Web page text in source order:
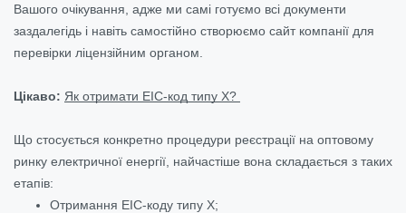
Вашого очікування, адже ми самі готуємо всі документи
заздалегідь і навіть самостійно створюємо сайт компанії для
перевірки ліцензійним органом.
Цікаво: Як отримати ЕІС-код типу Х?
Що стосується конкретно процедури реєстрації на оптовому
ринку електричної енергії, найчастіше вона складається з таких
етапів:
Отримання EIC-коду типу Х;